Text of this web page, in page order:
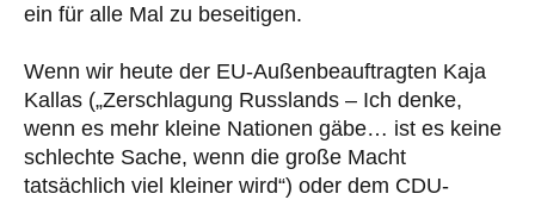
ein für alle Mal zu beseitigen.
Wenn wir heute der EU-Außenbeauftragten Kaja
Kallas („Zerschlagung Russlands – Ich denke,
wenn es mehr kleine Nationen gäbe… ist es keine
schlechte Sache, wenn die große Macht
tatsächlich viel kleiner wird“) oder dem CDU-